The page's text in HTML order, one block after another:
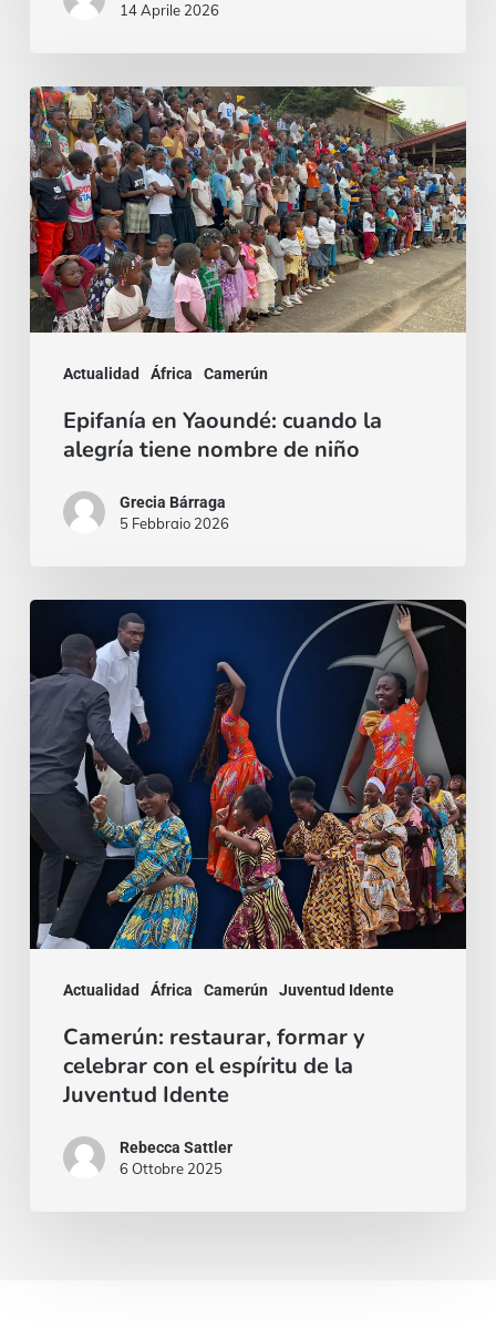
14 Aprile 2026
Actualidad África Camerún
Epifanía
en
Yaoundé:
cuando
la
alegría
tiene
Epifanía en Yaoundé: cuando la
alegría tiene nombre de niño
Grecia Bárraga
5 Febbraio 2026
Actualidad África Camerún Juventud Idente
restaurar,
formar
y
celebrar
con
el
espíritu
la
Camerún: restaurar, formar y
celebrar con el espíritu de la
Juventud Idente
Rebecca Sattler
6 Ottobre 2025